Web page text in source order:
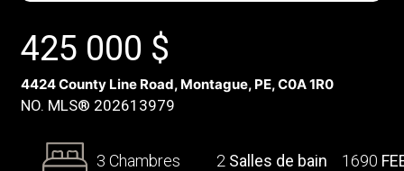
425 000 $
4424 County Line Road, Montague, PE, C0A 1R0
NO. MLS® 202613979
3 Chambres 2 Salles de bain 1690